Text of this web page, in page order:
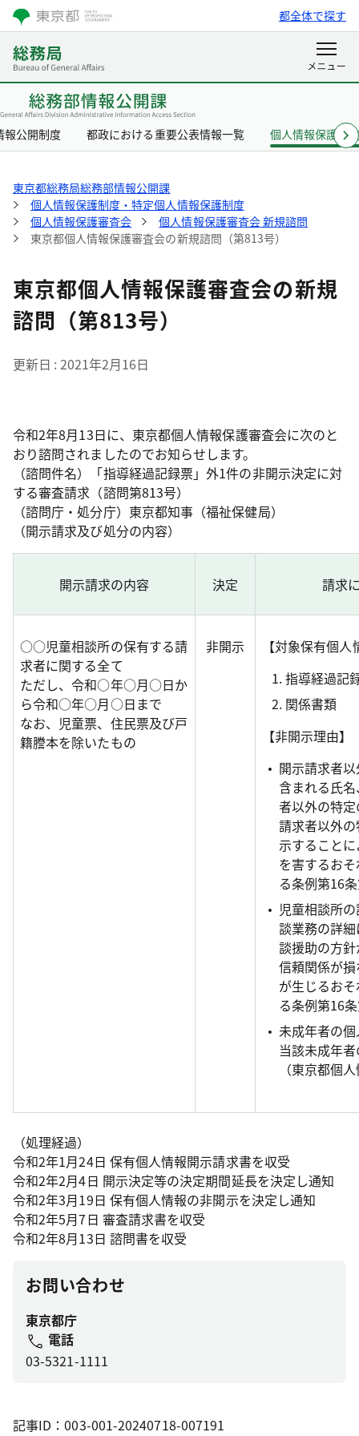
都全体で探す
報公開制度 都政における重要公表情報一覧 個人情報保護制
東京都総務局総務部情報公開課
個人情報保護制度・特定個人情報保護制度
個人情報保護審査会
個人情報保護審査会 新規諮問
東京都個人情報保護審査会の新規諮問（第813号）
東京都個人情報保護審査会の新規
諮問（第813号）
更新日 2021年2月16日
令和2年8月13日に、東京都個人情報保護審査会に次のと
おり諮問されましたのでお知らせします。
（諮問件名）「指導経過記録票」外1件の非開示決定に対
する審査請求（諮問第813号）
（諮問庁・処分庁）東京都知事（福祉保健局）
（開示請求及び処分の内容）
開示請求の内容 決定 請求
○○児童相談所の保有する請
求者に関する全て
ただし、令和○年○月○日か
ら令和○年○月○日まで
なお、児童票、住民票及び戸
籍謄本を除いたもの
非開示
【対象保有個人
指導経過記
関係書類
【非開示理由】
開示請求者
含まれる氏
者以外の特
請求者以外
示すること
を害するお
る条例第16
児童相談所
談業務の詳
談援助の方
信頼関係が
が生じるお
る条例第16
未成年者の
当該未成年
（東京都個
（処理経過）
令和2年1月24日 保有個人情報開示請求書を収受
令和2年2月4日 開示決定等の決定期間延長を決定し通知
令和2年3月19日 保有個人情報の非開示を決定し通知
令和2年5月7日 審査請求書を収受
令和2年8月13日 諮問書を収受
お問い合わせ
東京都庁
電話
03-5321-1111
記事ID：003-001-20240718-007191